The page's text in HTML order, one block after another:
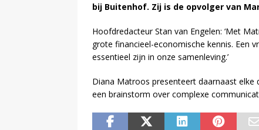
bij Buitenhof. Zij is de opvolger van
Hoofdredacteur Stan van Engelen: ‘Met
grote financieel-economische kennis. Een
essentieel zijn in onze samenleving.’
Diana Matroos presenteert daarnaast elke
een brainstorm over complexe